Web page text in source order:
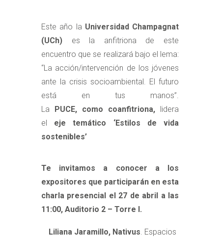
Este año la Universidad Champagnat
(UCh) es la anfitriona de este
encuentro que se realizará bajo el lema:
“La acción/intervención de los jóvenes
ante la crisis socioambiental. El futuro
está en tus manos”.
La
PUCE, como coanfitriona,
lidera
el eje temático ‘Estilos de vida
sostenibles’
Te invitamos a conocer a los
expositores que participarán en esta
charla presencial el 27 de abril a las
11:00, Auditorio 2 – Torre I.
Liliana Jaramillo, Nativus. Espacios